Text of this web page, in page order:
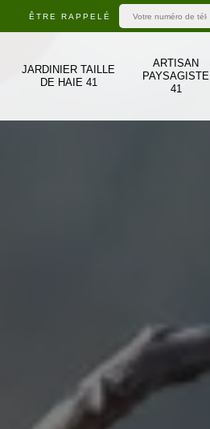
ÊTRE RAPPELÉ
JARDINIER TAILLE
DE HAIE 41
ARTISAN
PAYSAGISTE
41